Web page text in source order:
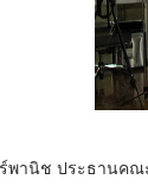
พานิช ประธานคณ